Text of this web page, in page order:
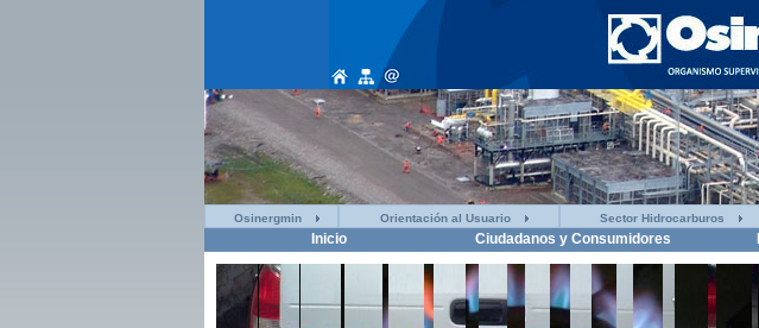
Osinergmin Orientación al Usuario Sector Hidrocarburos
Inicio Ciudadanos y Consumidores